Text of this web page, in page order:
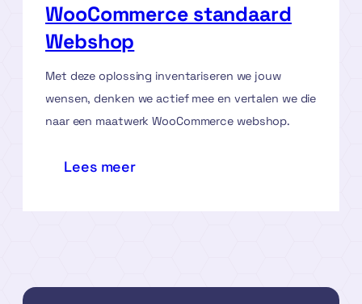
WooCommerce standaard
Webshop
Met deze oplossing inventariseren we jouw
wensen, denken we actief mee en vertalen we die
naar een maatwerk WooCommerce webshop.
Lees meer: